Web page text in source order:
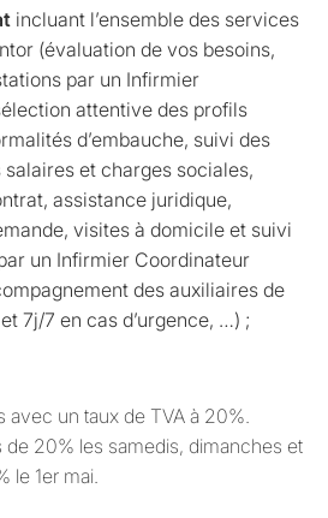
incluant l’ensemble des services
(évaluation de vos besoins,
par un Infirmier
attentive des profils
d’embauche, suivi des
et charges sociales,
assistance juridique,
visites à domicile et suivi
un Infirmier Coordinateur
des auxiliaires de
7j/7 en cas d’urgence, …) ;
avec un taux de TVA à 20%.
de 20% les samedis, dimanches et
le 1er mai.